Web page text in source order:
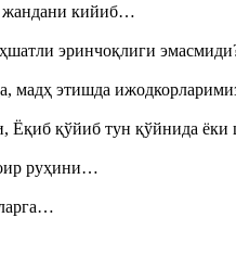
жандани кийиб…
эринчоқлиги
мадҳ этишда
Ёқиб қўйиб тун қўйнида
руҳини…